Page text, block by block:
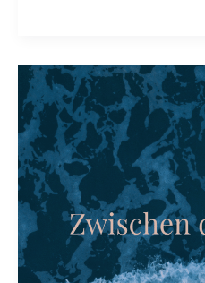
Zwischen
den
Zeilen